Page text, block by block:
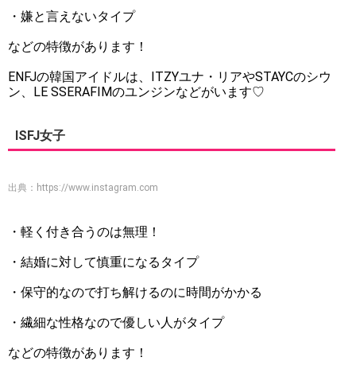
・嫌と言えないタイプ
などの特徴があります！
ENFJの韓国アイドルは、ITZYユナ・リアやSTAYCのシウ
ン、LE SSERAFIMのユンジンなどがいます♡
ISFJ女子
出典： https://www.instagram.com
・軽く付き合うのは無理！
・結婚に対して慎重になるタイプ
・保守的なので打ち解けるのに時間がかかる
・繊細な性格なので優しい人がタイプ
などの特徴があります！